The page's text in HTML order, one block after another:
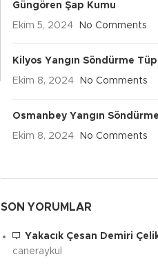
Güngören Şap Kumu
Ekim 5, 2024 No Comments
Kilyos Yangın Söndürme
Ekim 8, 2024 No Comments
Osmanbey Yangın
Ekim 8, 2024 No Comments
SON YORUMLAR
Yakacık Çesan Demiri
caneraykul